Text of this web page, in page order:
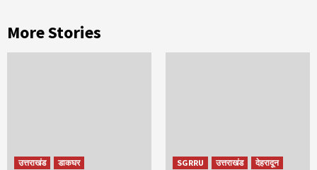
More Stories
उत्तराखंड डाकघर SGRRU उत्तराखंड देहरादून